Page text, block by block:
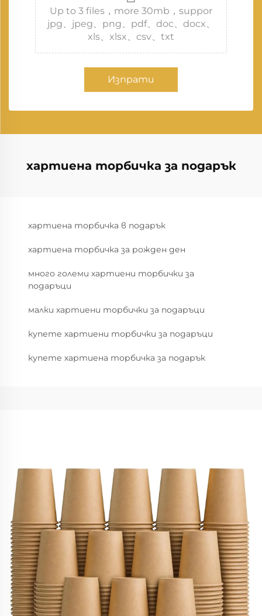
Up to 3 files，more 30mb，suppor
jpg、jpeg、png、pdf、doc、docx、
xls、xlsx、csv、txt
Изпрати
хартиена торбичка за подарък
хартиена торбичка в подарък
хартиена торбичка за рожден ден
много големи хартиени торбички за
подаръци
малки хартиени торбички за подаръци
купете хартиени торбички за подаръци
купете хартиена торбичка за подарък